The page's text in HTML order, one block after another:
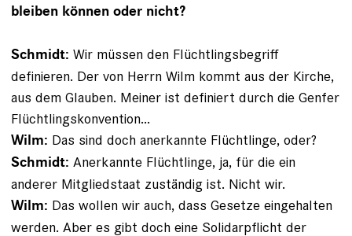
bleiben können oder nicht?
Schmidt: Wir müssen den Flüchtlingsbegriff
definieren. Der von Herrn Wilm kommt aus der Kirche,
aus dem Glauben. Meiner ist definiert durch die Genfer
Flüchtlingskonvention...
Wilm: Das sind doch anerkannte Flüchtlinge, oder?
Schmidt: Anerkannte Flüchtlinge, ja, für die ein
anderer Mitgliedstaat zuständig ist. Nicht wir.
Wilm: Das wollen wir auch, dass Gesetze eingehalten
werden. Aber es gibt doch eine Solidarpflicht der